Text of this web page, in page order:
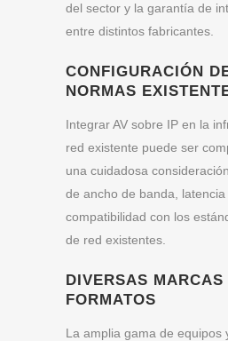
del sector y la garantía de
entre distintos fabricantes.
CONFIGURACIÓN
NORMAS
Integrar AV sobre IP en la
red existente puede ser
una cuidadosa
de ancho de banda,
compatibilidad con los
de red existentes.
DIVERSAS MARCAS
FORMATOS
La amplia gama de equipos